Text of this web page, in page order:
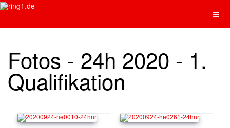
Fotos - 24h 2020 - 1.
Qualifikation